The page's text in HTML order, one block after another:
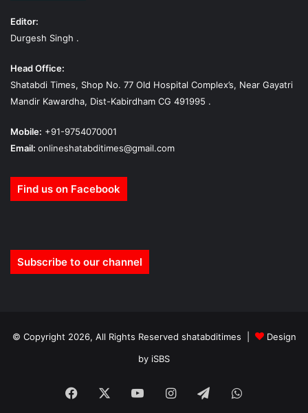
Editor:
Durgesh Singh .
Head Office:
Shatabdi Times, Shop No. 77 Old Hospital Complex’s, Near Gayatri
Mandir Kawardha, Dist-Kabirdham CG 491995 .
Mobile: +91-9754070001
Email: onlineshatabditimes@gmail.com
Find us on Facebook
Subscribe to our channel
© Copyright 2026, All Rights Reserved shatabditimes |
Design
by iSBS
Facebook YouTubeInstagramTelegramWhatsApp